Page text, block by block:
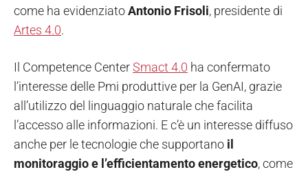
come ha evidenziatoAntonio Frisoli, presidente di
Artes 4.0.
Il Competence CenterSmact 4.0 ha confermato
l’interesse delle Pmi produttive per la GenAI, grazie
all’utilizzo del linguaggio naturale che facilita
l’accesso alle informazioni. E c’è un interesse diffuso
anche per le tecnologie che supportano il
monitoraggio e l’efficientamento energetico, come